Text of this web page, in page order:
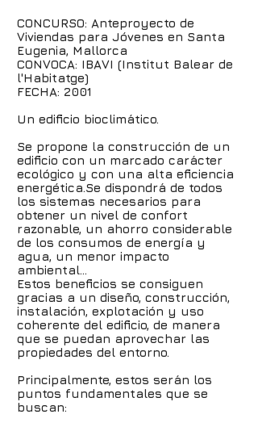
CONCURSO: Anteproyecto de
Viviendas para Jóvenes en Santa
Eugenia, Mallorca
CONVOCA: IBAVI (Institut Balear de
l'Habitatge)
FECHA: 2001
Un edificio bioclimático.
Se propone la construcción de un
edificio con un marcado carácter
ecológico y con una alta eficiencia
energética.Se dispondrá de todos
los sistemas necesarios para
obtener un nivel de confort
razonable, un ahorro considerable
de los consumos de energía y
agua, un menor impacto
ambiental...
Estos beneficios se consiguen
gracias a un diseño, construcción,
instalación, explotación y uso
coherente del edificio, de manera
que se puedan aprovechar las
propiedades del entorno.
Principalmente, estos serán los
puntos fundamentales que se
buscan: